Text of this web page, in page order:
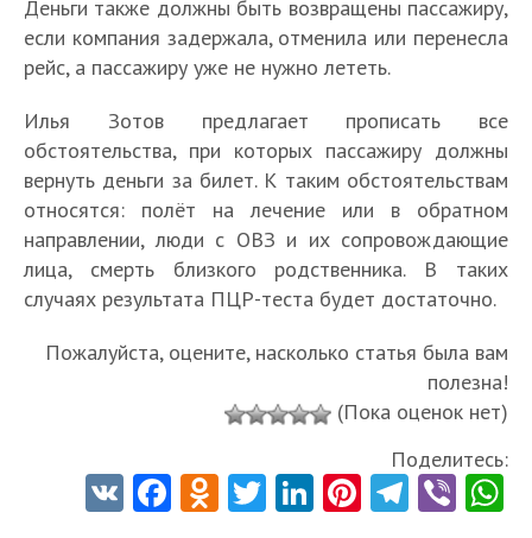
Деньги также должны быть возвращены пассажиру,
если компания задержала, отменила или перенесла
рейс, а пассажиру уже не нужно лететь.
Илья Зотов предлагает прописать все
обстоятельства, при которых пассажиру должны
вернуть деньги за билет. К таким обстоятельствам
относятся: полёт на лечение или в обратном
направлении, люди с ОВЗ и их сопровождающие
лица, смерть близкого родственника. В таких
случаях результата ПЦР-теста будет достаточно.
Пожалуйста, оцените, насколько статья была вам
полезна!
(Пока оценок нет)
Поделитесь:
V Fa O T Li Pi Te Vi